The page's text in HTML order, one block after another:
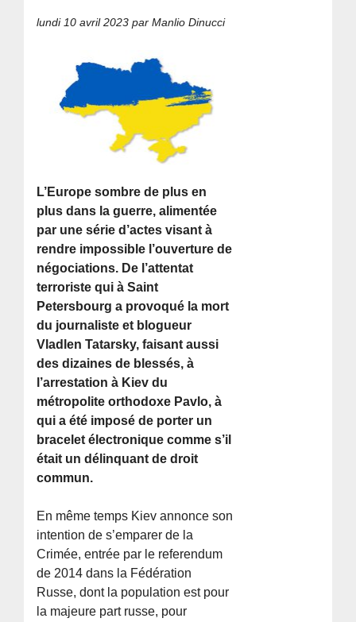
lundi 10 avril 2023 par Manlio Dinucci
L’Europe sombre de plus en
plus dans la guerre, alimentée
par une série d’actes visant à
rendre impossible l’ouverture de
négociations. De l’attentat
terroriste qui à Saint
Petersbourg a provoqué la mort
du journaliste et blogueur
Vladlen Tatarsky, faisant aussi
des dizaines de blessés, à
l’arrestation à Kiev du
métropolite orthodoxe Pavlo, à
qui a été imposé de porter un
bracelet électronique comme s’il
était un délinquant de droit
commun.
En même temps Kiev annonce son
intention de s’emparer de la
Crimée, entrée par le referendum
de 2014 dans la Fédération
Russe, dont la population est pour
la majeure part russe, pour